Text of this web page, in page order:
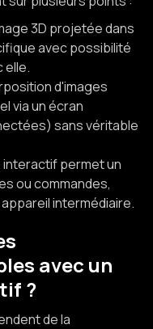
3D projetée dans
avec possibilité
elle.
d'images
via un écran
sans véritable
interactif permet un
ou commandes,
appareil intermédiaire.
avec un
?
de la